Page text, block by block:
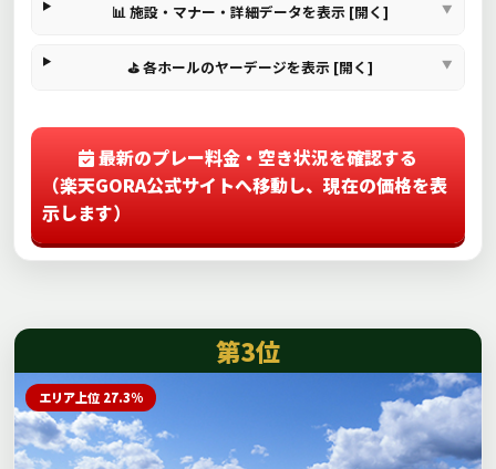
📊 施設・マナー・詳細データを表示 [開く]
⛳ 各ホールのヤーデージを表示 [開く]
最新のプレー料金・空き状況を確認する
（楽天GORA公式サイトへ移動し、現在の価格を表
示します）
第3位
エリア上位 27.3%